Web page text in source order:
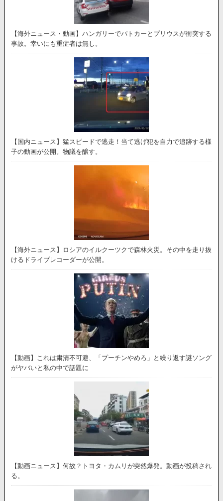
【海外ニュース・動画】ハンガリーでパトカーとプリウスが衝突する
事故。幸いにも重症者は無し。
【国内ニュース】猛スピードで逃走！当て逃げ犯を自力で追跡する様
子の動画が公開。物議を醸す。
【海外ニュース】ロシアのイルクーツクで森林火災。その中を走り抜
けるドライブレコーダーが公開。
【動画】これは粛清不可避、「プーチンやめろ」と繰り返す謎ソング
がヤバいと私の中で話題に
【動画ニュース】何故？トヨタ・カムリが突然爆発。動画が投稿され
る。